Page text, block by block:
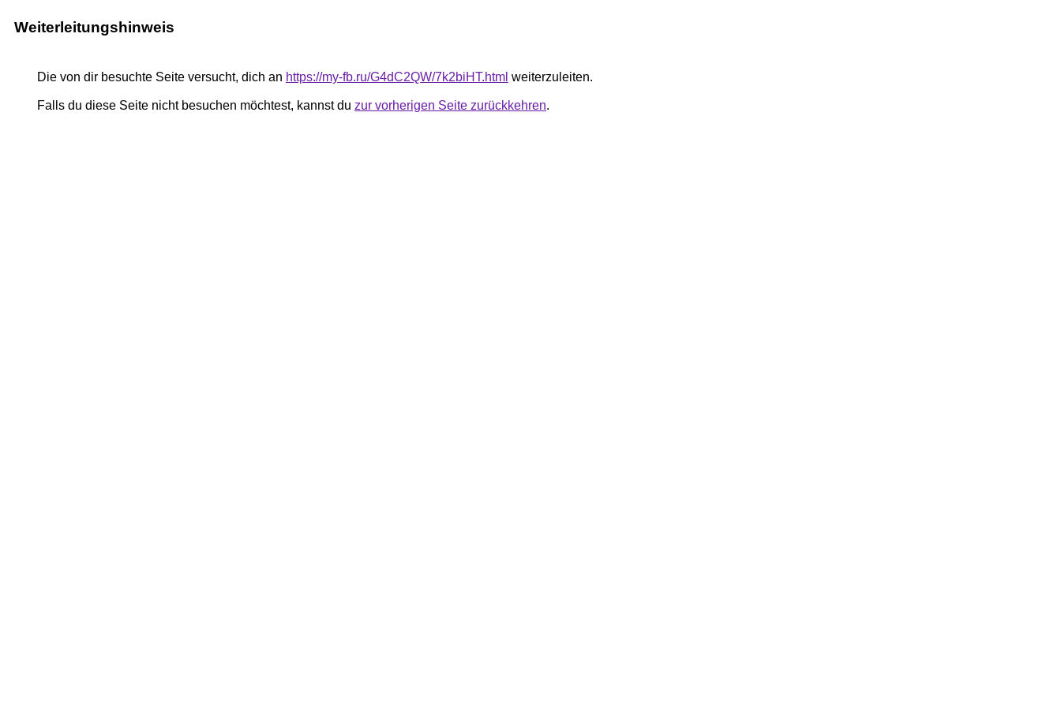
Weiterleitungshinweis
Die von dir besuchte Seite versucht, dich an https://my-fb.ru/G4dC2QW/7k2biHT.html weiterzuleiten.
Falls du diese Seite nicht besuchen möchtest, kannst du zur vorherigen Seite zurückkehren.